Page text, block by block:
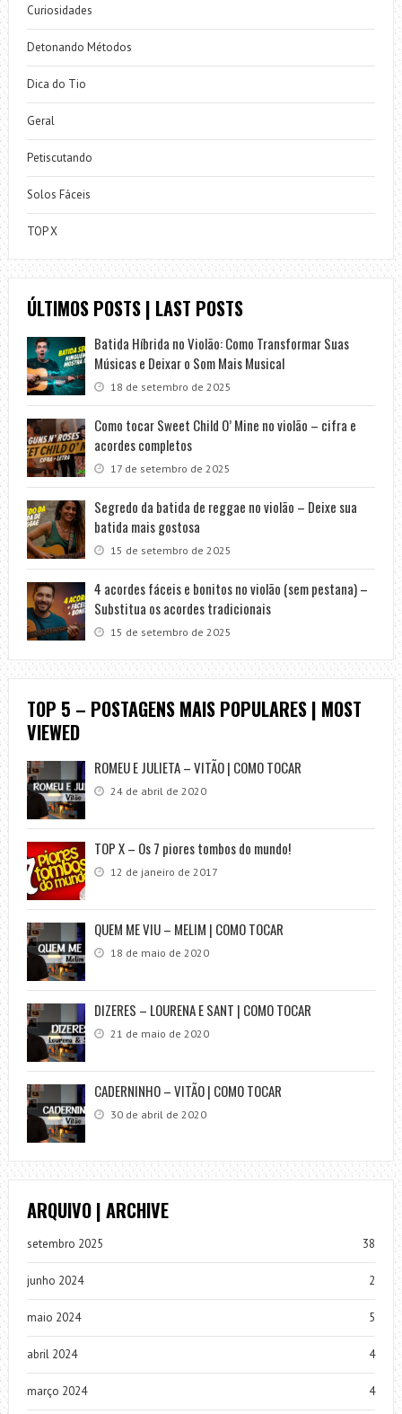
Curiosidades
Detonando Métodos
Dica do Tio
Geral
Petiscutando
Solos Fáceis
TOP X
ÚLTIMOS POSTS | LAST POSTS
Batida Híbrida no Violão: Como Transformar Suas
Músicas e Deixar o Som Mais Musical
18 de setembro de 2025
Como tocar Sweet Child O’ Mine no violão – cifra e
acordes completos
17 de setembro de 2025
Segredo da batida de reggae no violão – Deixe sua
batida mais gostosa
15 de setembro de 2025
4 acordes fáceis e bonitos no violão (sem pestana) –
Substitua os acordes tradicionais
15 de setembro de 2025
TOP 5 – POSTAGENS MAIS POPULARES | MOST
VIEWED
ROMEU E JULIETA – VITÃO | COMO TOCAR
24 de abril de 2020
TOP X – Os 7 piores tombos do mundo!
12 de janeiro de 2017
QUEM ME VIU – MELIM | COMO TOCAR
18 de maio de 2020
DIZERES – LOURENA E SANT | COMO TOCAR
21 de maio de 2020
CADERNINHO – VITÃO | COMO TOCAR
30 de abril de 2020
ARQUIVO | ARCHIVE
setembro 2025 38
junho 2024 2
maio 2024 5
abril 2024 4
março 2024 4